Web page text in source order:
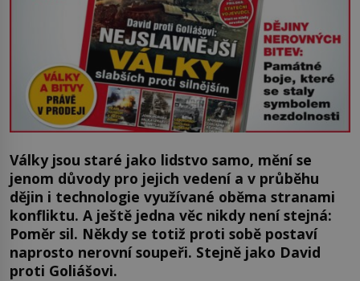
Války jsou staré jako lidstvo samo, mění se
jenom důvody pro jejich vedení a v průběhu
dějin i technologie využívané oběma stranami
konfliktu. A ještě jedna věc nikdy není stejná:
Poměr sil. Někdy se totiž proti sobě postaví
naprosto nerovní soupeři. Stejně jako David
proti Goliášovi.